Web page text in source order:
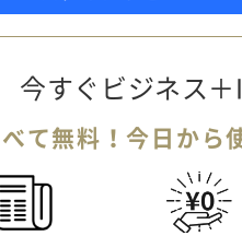
今すぐビジネス
て無料！今日から